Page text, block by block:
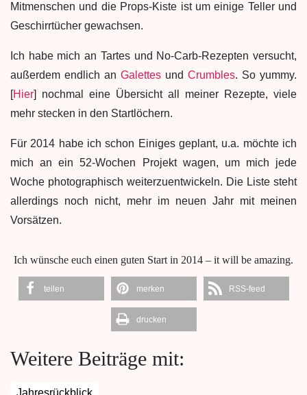
Mitmenschen und die Props-Kiste ist um einige Teller und
Geschirrtücher gewachsen.
Ich habe mich an Tartes und No-Carb-Rezepten versucht,
außerdem endlich an Galettes und Crumbles. So yummy.
[Hier] nochmal eine Übersicht all meiner Rezepte, viele
mehr stecken in den Startlöchern.
Für 2014 habe ich schon Einiges geplant, u.a. möchte ich
mich an ein 52-Wochen Projekt wagen, um mich jede
Woche photographisch weiterzuentwickeln. Die Liste steht
allerdings noch nicht, mehr im neuen Jahr mit meinen
Vorsätzen.
Ich wünsche euch einen guten Start in 2014 – it will be amazing.
teilen merken RSS-feed
drucken
Weitere Beiträge mit: